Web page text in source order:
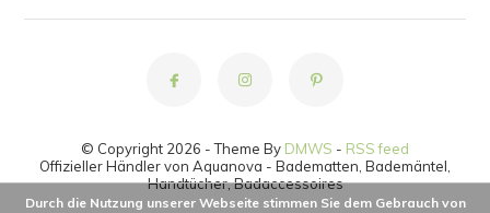
© Copyright 2026 - Theme By DMWS - RSS feed
Offizieller Händler von Aquanova - Badematten, Bademäntel,
Handtücher, Badaccessoires
Durch die Nutzung unserer Webseite stimmen Sie dem Gebrauch von